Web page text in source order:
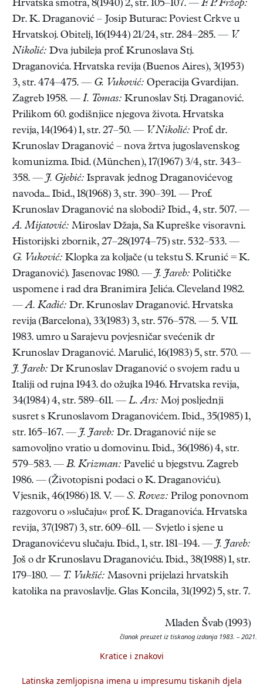
Hrvatska smotra, 8(1940) 2, str. 105–107. — F. P. Fržop:
Dr. K. Draganović – Josip Buturac: Poviest Crkve u
Hrvatskoj. Obitelj, 16(1944) 21/24, str. 284–285. — V.
Nikolić: Dva jubileja prof. Krunoslava Stj.
Draganovića. Hrvatska revija (Buenos Aires), 3(1953)
3, str. 474–475. — G. Vuković: Operacija Gvardijan.
Zagreb 1958. — I. Tomas: Krunoslav Stj. Draganović.
Prilikom 60. godišnjice njegova života. Hrvatska
revija, 14(1964) 1, str. 27–50. — V. Nikolić: Prof. dr.
Krunoslav Draganović – nova žrtva jugoslavenskog
komunizma. Ibid. (München), 17(1967) 3/4, str. 343–
358. — J. Gjebić: Ispravak jednog Draganovićevog
navoda... Ibid., 18(1968) 3, str. 390–391. — Prof.
Krunoslav Draganović na slobodi? Ibid., 4, str. 507. —
A. Mijatović: Miroslav Džaja, Sa Kupreške visoravni.
Historijski zbornik, 27–28(1974–75) str. 532–533. —
G. Vuković: Klopka za koljače (u tekstu S. Krunić = K.
Draganović). Jasenovac 1980. — J. Jareb: Političke
uspomene i rad dra Branimira Jelića. Cleveland 1982.
—A. Kadić: Dr. Krunoslav Draganović. Hrvatska
revija (Barcelona), 33(1983) 3, str. 576–578. — 5. VII.
1983. umro u Sarajevu povjesničar svećenik dr
Krunoslav Draganović. Marulić, 16(1983) 5, str. 570. —
J. Jareb: Dr Krunoslav Draganović o svojem radu u
Italiji od rujna 1943. do ožujka 1946. Hrvatska revija,
34(1984) 4, str. 589–611. — L. Ars: Moj posljednji
susret s Krunoslavom Draganovićem. Ibid., 35(1985) 1,
str. 165–167. — J. Jareb: Dr. Draganović nije se
samovoljno vratio u domovinu. Ibid., 36(1986) 4, str.
579–583. — B. Krizman: Pavelić u bjegstvu. Zagreb
1986. — (Životopisni podaci o K. Draganoviću).
Vjesnik, 46(1986) 18. V. — S. Rovez: Prilog ponovnom
razgovoru o »slučaju« prof. K. Draganovića. Hrvatska
revija, 37(1987) 3, str. 609–611. — Svjetlo i sjene u
Draganovićevu slučaju. Ibid., 1, str. 181–194. — J. Jareb:
Još o dr Krunoslavu Draganoviću. Ibid., 38(1988) 1, str.
179–180. — T. Vukšić: Masovni prijelazi hrvatskih
katolika na pravoslavlje. Glas Koncila, 31(1992) 5, str. 7.
Mladen Švab (1993)
članak preuzet iz tiskanog izdanja 1983. – 2021.
Kratice i znakovi
Latinska zemljopisna imena u impresumu tiskanih djela